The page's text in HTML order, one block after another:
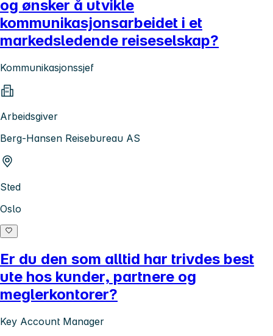
og ønsker å utvikle
kommunikasjonsarbeidet i et
markedsledende reiseselskap?
Kommunikasjonssjef
Arbeidsgiver
Berg-Hansen Reisebureau AS
Sted
Oslo
Er du den som alltid har trivdes best
ute hos kunder, partnere og
meglerkontorer?
Key Account Manager